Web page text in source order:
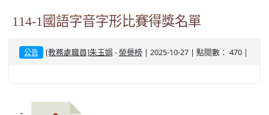
藝競賽榮獲1支金手獎3支優勝
第一
北台灣私校第一
114-1國語字音字形比賽得獎名單
公告 [教務處職員]朱玉娟 - 榮譽榜 | 2025-10-27 | 點閱數： 470 |